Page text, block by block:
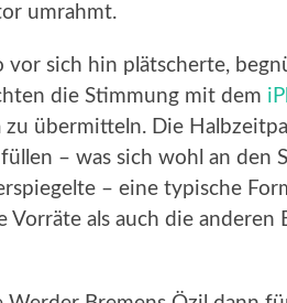
umrahmt.
vor sich hin plätscherte,
die Stimmung mit dem
übermitteln. Die
– was sich wohl an den
– eine typische
als auch die anderen